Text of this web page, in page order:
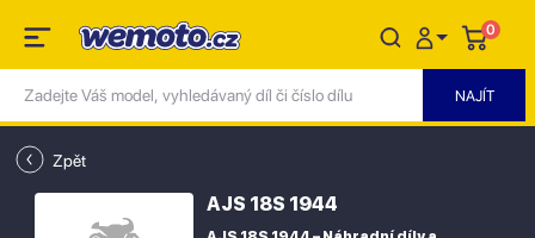
0
Zpět
AJS 18S 1944